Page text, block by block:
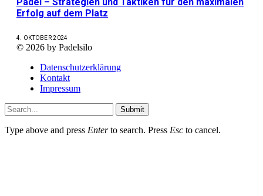
Erfolg auf dem Platz
4. OKTOBER 2024
© 2026 by Padelsilo
Datenschutzerklärung
Kontakt
Impressum
Submit
Type above and press Enterto search. Press Esc to cancel.